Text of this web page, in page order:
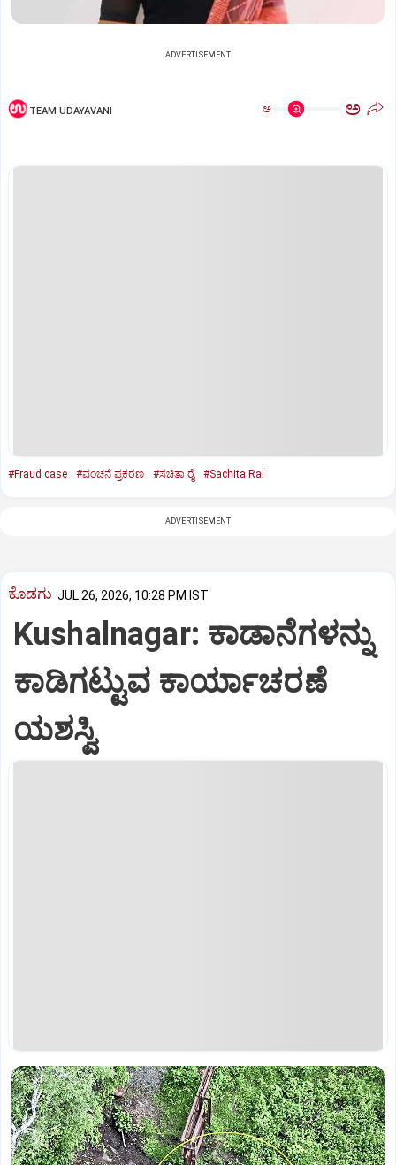
ADVERTISEMENT
TEAM UDAYAVANI ಅ ಅ
#Fraud case #ವಂಚನೆ ಪ್ರಕರಣ #ಸಚಿತಾ ರೈ #Sachita Rai
ADVERTISEMENT
ಕೊಡಗು JUL 26, 2026, 10:28 PM IST
Kushalnagar: ಕಾಡಾನೆಗಳನ್ನು
ಕಾಡಿಗಟ್ಟುವ ಕಾರ್ಯಾಚರಣೆ
ಯಶಸ್ವಿ